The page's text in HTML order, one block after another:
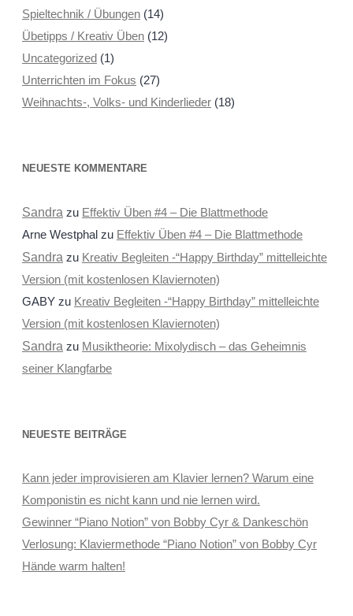
Spieltechnik / Übungen(14)
Übetipps / Kreativ Üben(12)
Uncategorized(1)
Unterrichten im Fokus (27)
Weihnachts-, Volks- und Kinderlieder(18)
NEUESTE KOMMENTARE
Sandra zu Effektiv Üben #4 – Die Blattmethode
Arne Westphalzu Effektiv Üben #4 – Die Blattmethode
Sandra zu Kreativ Begleiten -“Happy Birthday” mittelleichte
Version (mit kostenlosen Klaviernoten)
GABYzu Kreativ Begleiten -“Happy Birthday” mittelleichte
Version (mit kostenlosen Klaviernoten)
Sandra zu Musiktheorie: Mixolydisch – das Geheimnis
seiner Klangfarbe
NEUESTE BEITRÄGE
Kann jeder improvisieren am Klavier lernen? Warum eine
Komponistin es nicht kann und nie lernen wird.
Gewinner “Piano Notion” von Bobby Cyr & Dankeschön
Verlosung: Klaviermethode “Piano Notion” von Bobby Cyr
Hände warm halten!